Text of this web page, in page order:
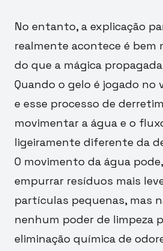
No entanto, a explicação
realmente acontece é bem
do que a mágica
Quando o gelo é jogado no
e esse processo de
movimentar a água e o
ligeiramente diferente da
O movimento da água
empurrar resíduos mais
partículas pequenas, mas
nenhum poder de limpeza
eliminação química de